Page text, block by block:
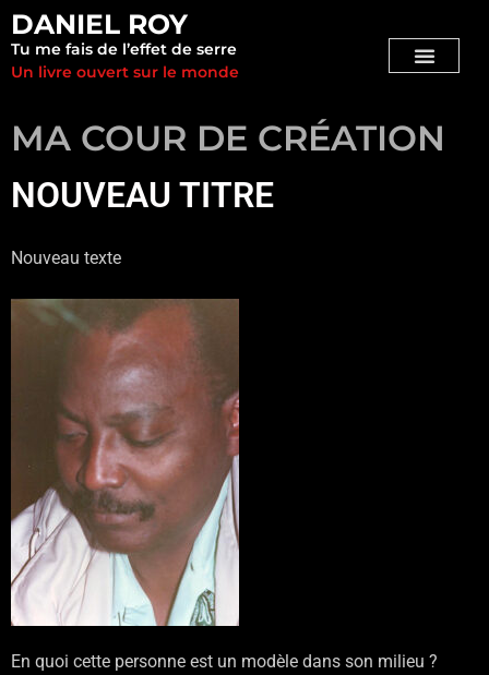
DANIEL ROY
Tu me fais de l’effet de serre
Un livre ouvert sur le monde
MA COUR DE CRÉATION
NOUVEAU TITRE
Nouveau texte
En quoi cette personne est un modèle dans son milieu ?